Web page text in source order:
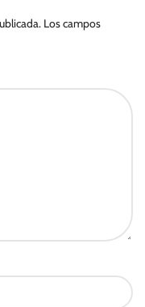
Los campos